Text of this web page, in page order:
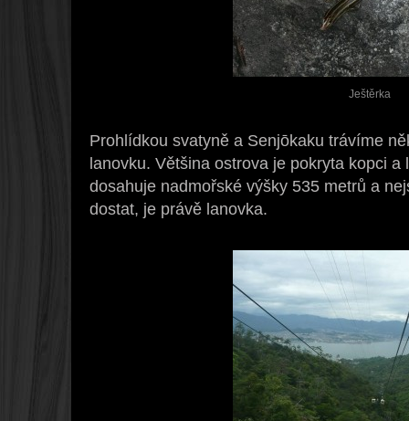
Ještěrka
Prohlídkou svatyně a Senjōkaku trávíme
lanovku. Většina ostrova je pokryta kopci a
dosahuje nadmořské výšky 535 metrů a
dostat, je právě lanovka.